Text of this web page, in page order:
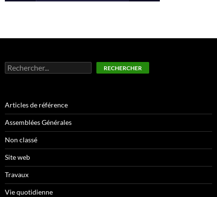
Rechercher RECHERCHER
Articles de référence
Assemblées Générales
Non classé
Site web
Travaux
Vie quotidienne